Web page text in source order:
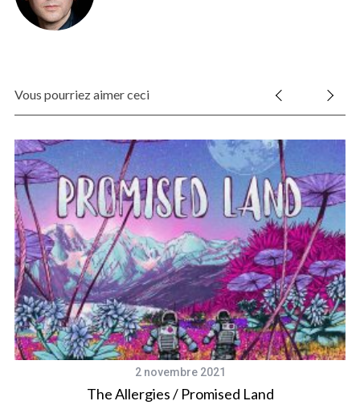
Vous pourriez aimer ceci
2 novembre 2021
The Allergies / Promised Land